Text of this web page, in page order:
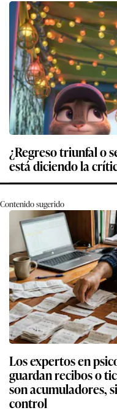
¿Regreso triunfal o
está diciendo la
Contenido sugerido
Los expertos en
guardan recibos o
son acumuladores,
control